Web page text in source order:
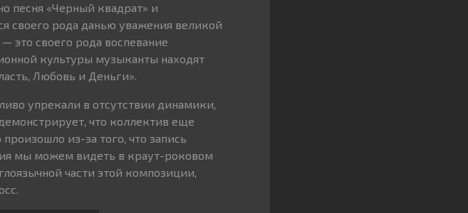
песня «Черный квадрат» и
своего рода данью уважения великой
это своего рода воспевание
культуры музыканты находят
Любовь и Деньги».
упрекали в отсутствии динамики,
что коллектив еще
из-за того, что запись
мы можем видеть в краут-роковом
части этой композиции,